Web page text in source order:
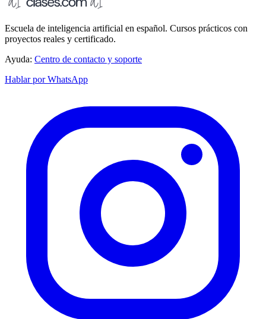
Escuela de inteligencia artificial en español. Cursos prácticos con
proyectos reales y certificado.
Ayuda: Centro de contacto y soporte
Hablar por WhatsApp